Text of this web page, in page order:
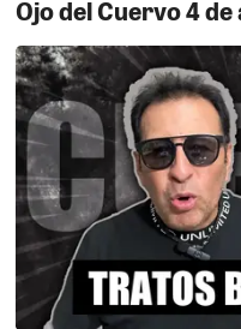
Ojo del Cuervo 4